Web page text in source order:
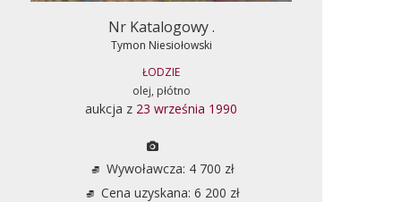
Nr Katalogowy .
Tymon Niesiołowski
ŁODZIE
olej, płótno
aukcja z 23 września 1990
Wywoławcza: 4 700 zł
Cena uzyskana: 6 200 zł